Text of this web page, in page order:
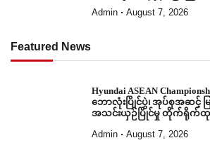
Admin August 7, 2026
Featured News
Hyundai ASEAN
ဘောလုံးပြိုင်ပွဲ၊ အုပ်စုအဆင့် မ
အသင်းယှဉ်ပြိုင်မှု တိုက်ရိုက်
Admin August 7, 2026